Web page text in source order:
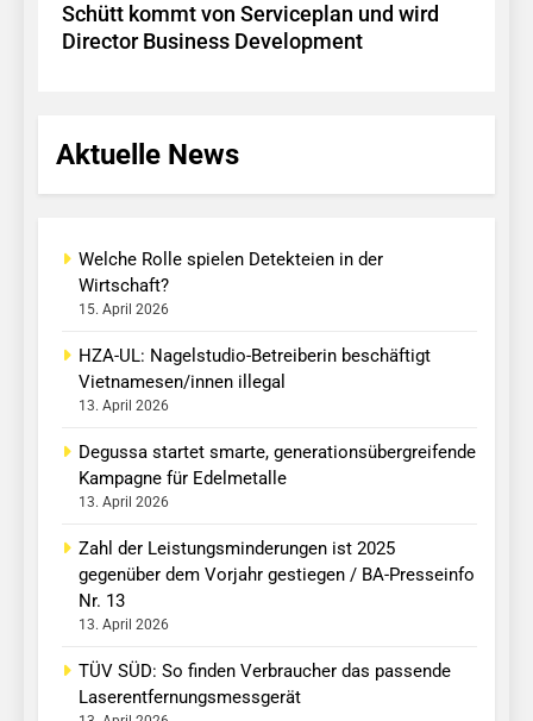
Schütt kommt von Serviceplan und wird
Director Business Development
Aktuelle News
Welche Rolle spielen Detekteien in der
Wirtschaft?
15. April 2026
HZA-UL: Nagelstudio-Betreiberin beschäftigt
Vietnamesen/innen illegal
13. April 2026
Degussa startet smarte, generationsübergreifende
Kampagne für Edelmetalle
13. April 2026
Zahl der Leistungsminderungen ist 2025
gegenüber dem Vorjahr gestiegen / BA-Presseinfo
Nr. 13
13. April 2026
TÜV SÜD: So finden Verbraucher das passende
Laserentfernungsmessgerät